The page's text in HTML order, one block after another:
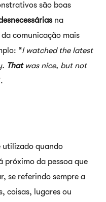
são boas
na
comunicação mais
“I watched the latest
Thatwas nice, but not
utilizado quando
próximo da pessoa que
se referindo sempre a
coisas, lugares ou